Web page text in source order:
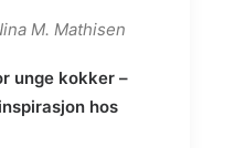
M. Mathisen
unge kokker –
hos